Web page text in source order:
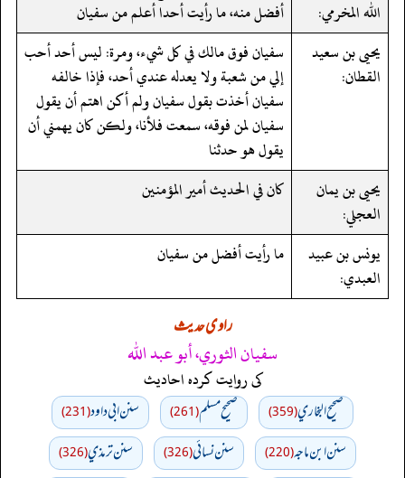
الله المخرمي:
أفضل منه، ما رأيت أحدا أعلم من سفيان
يحيى بن سعيد
القطان:
سفيان فوق مالك في كل شيء، ومرة: ليس أحد أحب
إلي من شعبة ولا يعدله عندي أحد، فإذا خالفه
سفيان أخذت بقول سفيان ولم أكن اهتم أن يقول
سفيان لمن فوقه، سمعت فلأنا، ولكن كان يهمني أن
يقول هو حدثنا
يحيى بن يمان
العجلي:
كان في الحديث أمير المؤمنين
يونس بن عبيد
العبدي:
ما رأيت أفضل من سفيان
راوی حدیث
سفيان الثوري، أبو عبد الله
کی روایت کردہ احادیث
صحيح البخاري(359) صحيح مسلم(261) سنن ابي داود(231)
سنن ابن ماجه(220) سنن نسائي(326) سنن ترمذي(326)